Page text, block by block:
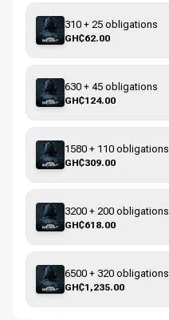
310 + 25 obligations
GH₵62.00
630 + 45 obligations
GH₵124.00
1580 + 110 obligations
GH₵309.00
3200 + 200 obligations
GH₵618.00
6500 + 320 obligations
GH₵1,235.00